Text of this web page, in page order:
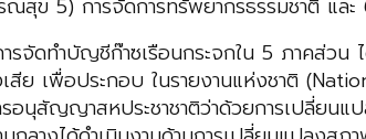
ณสุข 5) การจัดการทรัพยากรธรรมชาติ แล
รจัดทําบัญชีก๊าซเรือนกระจกใน 5 ภาคส่วน
สีย เพื่อประกอบ ในรายงานแห่งชาติ
รอนุสัญญาสหประชาชาติว่าด้วยการเปลี่ยน